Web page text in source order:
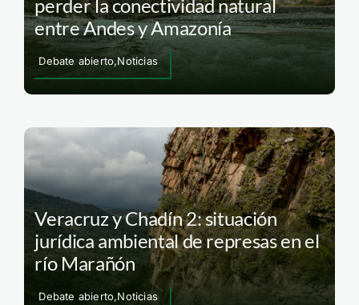
perder la conectividad natural
entre Andes y Amazonía
Debate abierto,Noticias
Veracruz y Chadín 2: situación
jurídica ambiental de represas en el
río Marañón
Debate abierto,Noticias